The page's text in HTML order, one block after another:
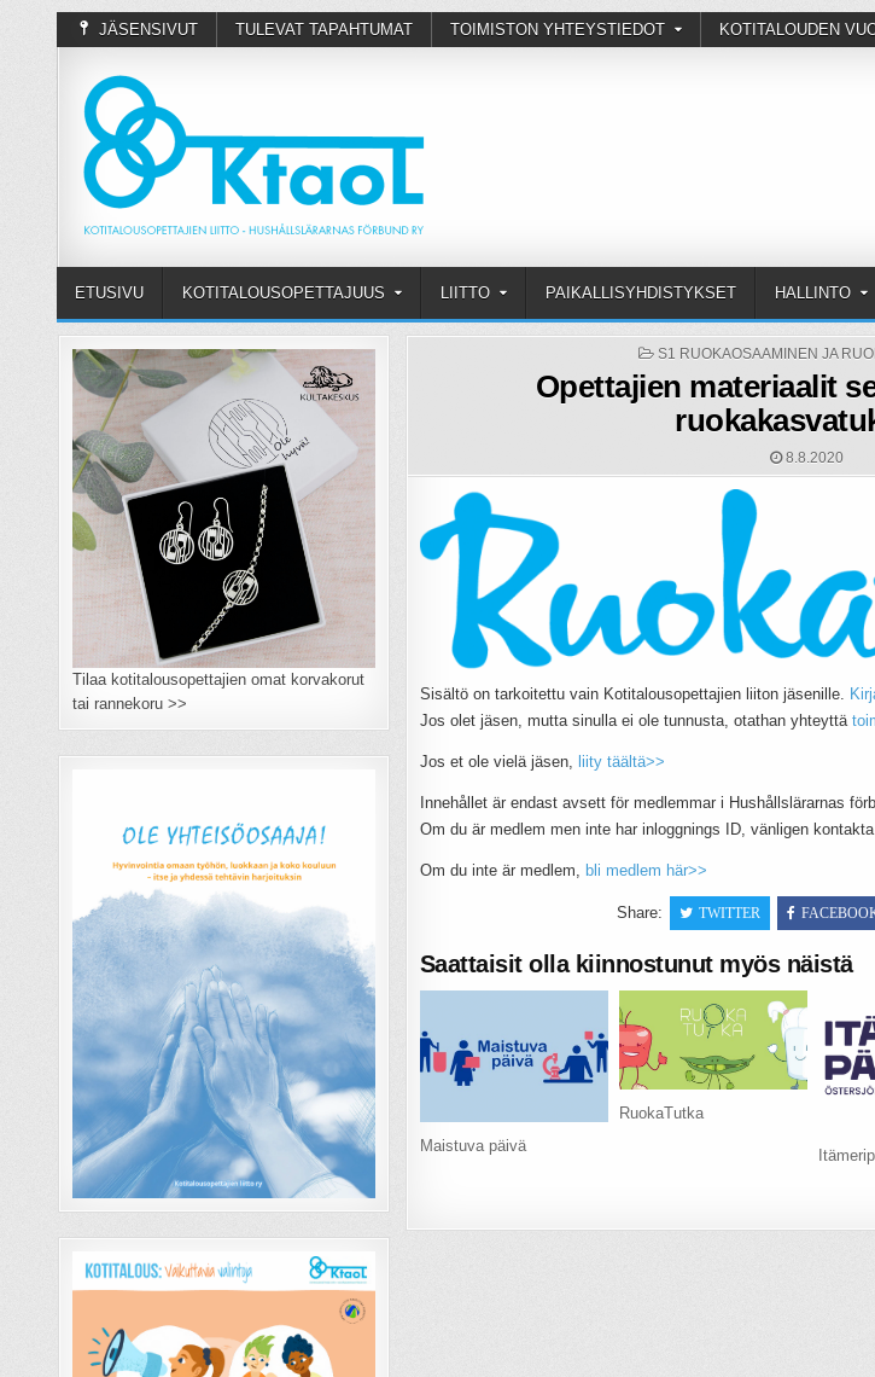
JÄSENSIVUT TULEVAT TAPAHTUMAT TOIMISTON YHTEYSTIEDOT KOTITALOUDEN
ETUSIVU KOTITALOUSOPETTAJUUS LIITTO PAIKALLISYHDISTYKSET HALLINTO
POSTED
S1 RUOKAOSAAMINEN JA
Opettajien materiaalit
8.8.2020
Sisältö on tarkoitettu vain Kotitalousopettajien liiton jäsenille.
Jos olet jäsen, mutta sinulla ei ole tunnusta, otathan yhteyttä
Jos et ole vielä jäsen, liity täältä>>
Innehållet är endast avsett för medlemmar i Hushållslärarnas
Om du är medlem men inte har inloggnings ID, vänligen kontakta
Om du inte är medlem, bli medlem här>>
Share: TWITTER
Saattaisit olla kiinnostunut myös näistä
Mais­tu­va päi­vä
RuokaTutka
Tilaa kotitalousopettajien omat korvakorut
tai rannekoru >>